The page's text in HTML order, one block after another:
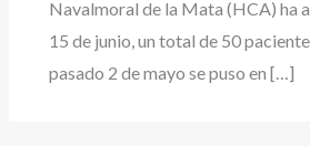
Navalmoral de la Mata (HCA) ha
15 de junio, un total de 50
pasado 2 de mayo se puso en […]